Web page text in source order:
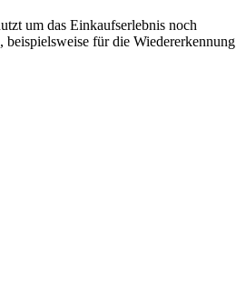
um das Einkaufserlebnis noch
beispielsweise für die Wiedererkennung